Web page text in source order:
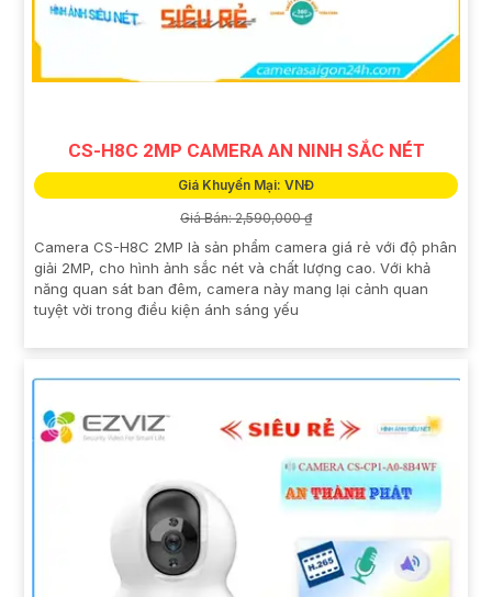
CS-H8C 2MP CAMERA AN NINH SẮC NÉT
Giá Khuyến Mại: VNĐ
Giá Bán: 2,590,000 ₫
Camera CS-H8C 2MP là sản phẩm camera giá rẻ với độ phân
giải 2MP, cho hình ảnh sắc nét và chất lượng cao. Với khả
năng quan sát ban đêm, camera này mang lại cảnh quan
tuyệt vời trong điều kiện ánh sáng yếu